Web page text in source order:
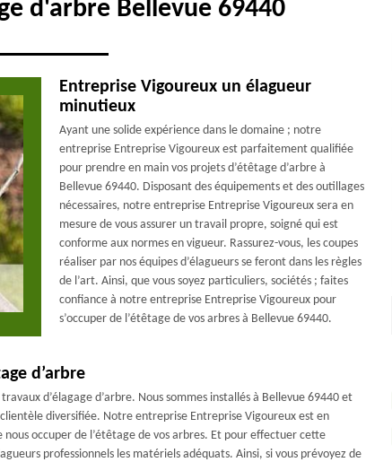
d'arbre Bellevue 69440
Entreprise Vigoureux un élagueur
minutieux
Ayant une solide expérience dans le domaine ; notre
entreprise Entreprise Vigoureux est parfaitement qualifiée
pour prendre en main vos projets d’étêtage d’arbre à
Bellevue 69440. Disposant des équipements et des outillages
nécessaires, notre entreprise Entreprise Vigoureux sera en
mesure de vous assurer un travail propre, soigné qui est
conforme aux normes en vigueur. Rassurez-vous, les coupes
réaliser par nos équipes d’élagueurs se feront dans les règles
de l’art. Ainsi, que vous soyez particuliers, sociétés ; faites
confiance à notre entreprise Entreprise Vigoureux pour
s’occuper de l’étêtage de vos arbres à Bellevue 69440.
d’arbre
d’élagage d’arbre. Nous sommes installés à Bellevue 69440 et
diversifiée. Notre entreprise Entreprise Vigoureux est en
occuper de l’étêtage de vos arbres. Et pour effectuer cette
professionnels les matériels adéquats. Ainsi, si vous prévoyez de